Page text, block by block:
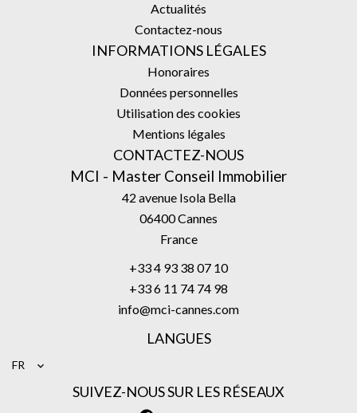
Actualités
Contactez-nous
INFORMATIONS LÉGALES
Honoraires
Données personnelles
Utilisation des cookies
Mentions légales
CONTACTEZ-NOUS
MCI - Master Conseil Immobilier
42 avenue Isola Bella
06400Cannes
France
+33 4 93 38 07 10
+33 6 11 74 74 98
info@mci-cannes.com
LANGUES
FR
SUIVEZ-NOUS SUR LES RÉSEAUX